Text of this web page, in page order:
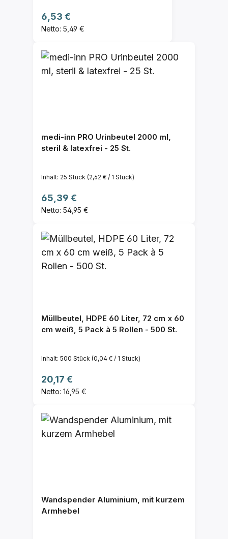
Regulärer Preis:
6,53 €
Netto: 5,49 €
medi-inn PRO Urinbeutel 2000 ml,
steril & latexfrei - 25 St.
Inhalt: 25 Stück (2,62 € / 1 Stück)
Regulärer Preis:
65,39 €
Netto: 54,95 €
Müllbeutel, HDPE 60 Liter, 72 cm x 60
cm weiß, 5 Pack à 5 Rollen - 500 St.
Inhalt: 500 Stück (0,04 € / 1 Stück)
Regulärer Preis:
20,17 €
Netto: 16,95 €
Wandspender Aluminium, mit kurzem
Armhebel